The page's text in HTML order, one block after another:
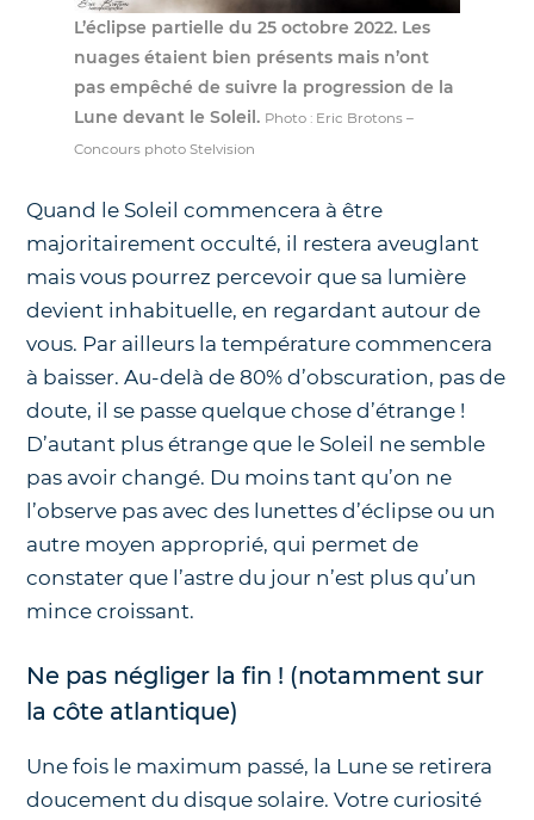
L’éclipse partielle du 25 octobre 2022. Les
nuages étaient bien présents mais n’ont
pas empêché de suivre la progression de la
Lune devant le Soleil. Photo : Eric Brotons –
Concours photo Stelvision
Quand le Soleil commencera à être
majoritairement occulté, il restera aveuglant
mais vous pourrez percevoir que sa lumière
devient inhabituelle, en regardant autour de
vous. Par ailleurs la température commencera
à baisser. Au-delà de 80% d’obscuration, pas de
doute, il se passe quelque chose d’étrange !
D’autant plus étrange que le Soleil ne semble
pas avoir changé. Du moins tant qu’on ne
l’observe pas avec des lunettes d’éclipse ou un
autre moyen approprié, qui permet de
constater que l’astre du jour n’est plus qu’un
mince croissant.
Ne pas négliger la fin ! (notamment sur
la côte atlantique)
Une fois le maximum passé, la Lune se retirera
doucement du disque solaire. Votre curiosité